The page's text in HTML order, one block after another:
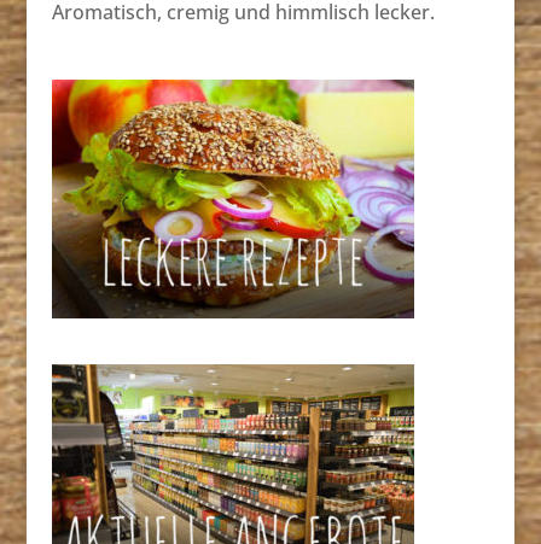
Aromatisch, cremig und himmlisch lecker.